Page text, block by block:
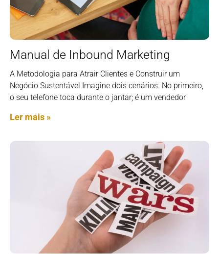
Manual de Inbound Marketing
A Metodologia para Atrair Clientes e Construir um
Negócio Sustentável Imagine dois cenários. No primeiro,
o seu telefone toca durante o jantar; é um vendedor
Ler mais »